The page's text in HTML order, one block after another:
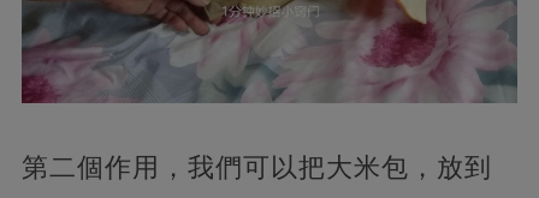
第二個作用，我們可以把大米包，放到